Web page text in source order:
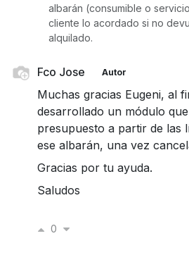
albarán (consumible o
cliente lo acordado si no
alquilado.
Fco Jose Autor
Muchas gracias Eugeni, al
desarrollado un módulo
presupuesto a partir de las
ese albarán, una vez
Gracias por tu ayuda.
Saludos
0